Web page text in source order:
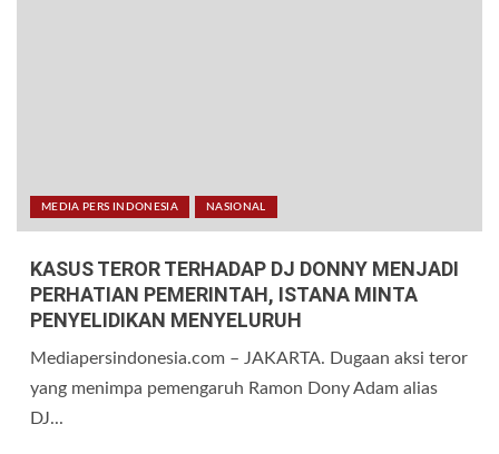
MEDIA PERS INDONESIA NASIONAL
KASUS TEROR TERHADAP DJ DONNY MENJADI
PERHATIAN PEMERINTAH, ISTANA MINTA
PENYELIDIKAN MENYELURUH
Mediapersindonesia.com – JAKARTA. Dugaan aksi teror
yang menimpa pemengaruh Ramon Dony Adam alias
DJ...